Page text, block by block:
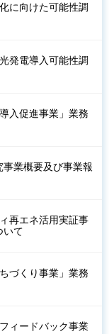
に向けた可能性調
発電導入可能性調
入促進事業」業務
業概要及び事業報
再エネ活用実証事
いて
づくり事業」業務
ィードバック事業